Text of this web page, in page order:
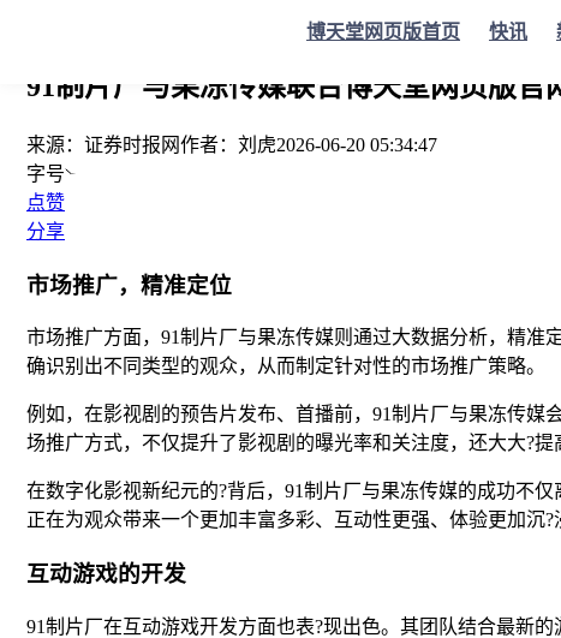
博天堂网页版首页 快讯
>正文
91制片厂与果冻传媒联合博天堂网页版官
来源： 证券时报网作者： 刘虎2026-06-20 05:34:47
字号
点赞
分享
市场推广，精准定位
市场推广方面，91制片厂与果冻传媒则通过大数据分析，精
确识别出不同类型的观众，从而制定针对性的市场推广策略。
例如，在影视剧的预告片发布、首播前，91制片厂与果冻传
场推广方式，不仅提升了影视剧的曝光率和关注度，还大大?提
在数字化影视新纪元的?背后，91制片厂与果冻传媒的成功不
正在为观众带来一个更加丰富多彩、互动性更强、体验更加沉?
互动游戏的开发
91制片厂在互动游戏开发方面也表?现出色。其团队结合最新